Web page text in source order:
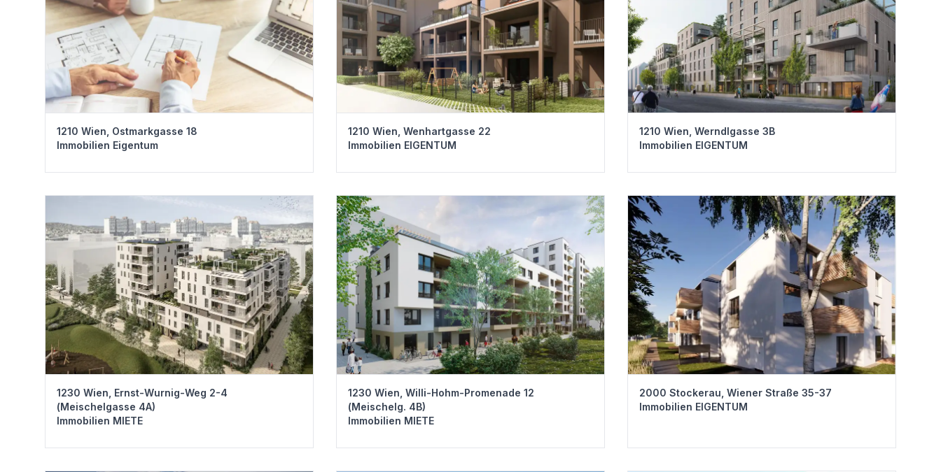
1210 Wien, Ostmarkgasse 18
Immobilien Eigentum
1210 Wien, Wenhartgasse 22
Immobilien EIGENTUM
1210 Wien, Werndlgasse 3B
Immobilien EIGENTUM
1230 Wien, Ernst-Wurnig-Weg 2-4
(Meischelgasse 4A)
Immobilien MIETE
1230 Wien, Willi-Hohm-Promenade 12
(Meischelg. 4B)
Immobilien MIETE
2000 Stockerau, Wiener Straße 35-37
Immobilien EIGENTUM